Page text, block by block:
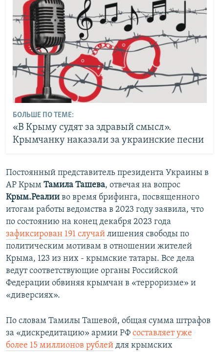
БОЛЬШЕ ПО ТЕМЕ:
«В Крыму судят за здравый смысл».
Крымчанку наказали за украинские песни
Постоянный представитель президента Украины в
АР Крым Тамила Ташева, отвечая на вопрос
Крым.Реалии во время брифинга, посвященного
итогам работы ведомства в 2023 году заявила, что
по состоянию на конец декабря 2023 года
зафиксирован 191 случай лишения свободы по
политическим мотивам в отношении жителей
Крыма, 123 из них - крымские татары. Все дела
ведут соответствующие органы Российской
Федерации обвиняя крымчан в «терроризме» и
«диверсиях».
По словам Тамилы Ташевой, общая сумма штрафов
за «дискредитацию» армии РФ составляет уже
более 15 миллионов рублей для крымских